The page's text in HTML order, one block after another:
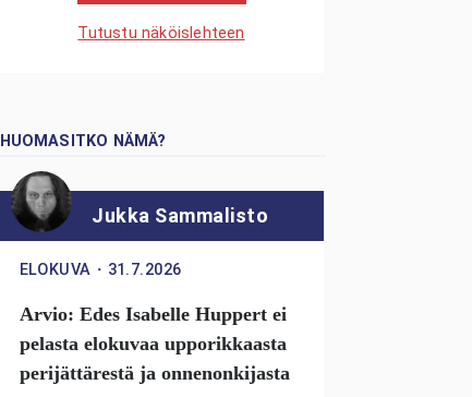
Tutustu näköislehteen
HUOMASITKO NÄMÄ?
Jukka Sammalisto
ELOKUVA ・ 31.7.2026
Arvio: Edes Isabelle Huppert ei
pelasta elokuvaa upporikkaasta
perijättärestä ja onnenonkijasta